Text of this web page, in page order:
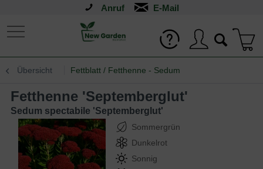
Anruf
Übersicht Fettblatt / Fetthenne - Sedum
Fetthenne 'Septemberglut'
Sedum spectabile 'Septemberglut'
Sommergrün
Dunkelrot
Sonnig